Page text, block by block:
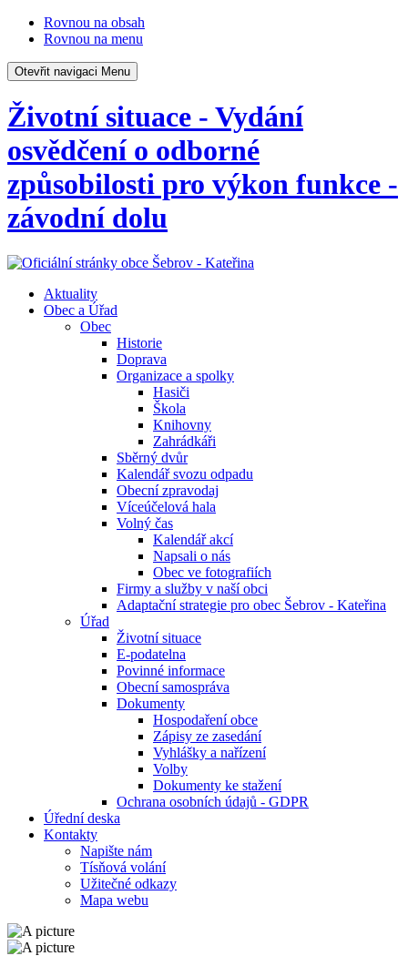
Rovnou na obsah
Rovnou na menu
Otevřit navigaci Menu
Životní situace - Vydání
osvědčení o odborné
způsobilosti pro výkon funkce -
závodní dolu
Aktuality
Obec a Úřad
Obec
Historie
Doprava
Organizace a spolky
Hasiči
Škola
Knihovny
Zahrádkáři
Sběrný dvůr
Kalendář svozu odpadu
Obecní zpravodaj
Víceúčelová hala
Volný čas
Kalendář akcí
Napsali o nás
Obec ve fotografiích
Firmy a služby v naší obci
Adaptační strategie pro obec Šebrov - Kateřina
Úřad
Životní situace
E-podatelna
Povinné informace
Obecní samospráva
Dokumenty
Hospodaření obce
Zápisy ze zasedání
Vyhlášky a nařízení
Volby
Dokumenty ke stažení
Ochrana osobních údajů - GDPR
Úřední deska
Kontakty
Napište nám
Tísňová volání
Užitečné odkazy
Mapa webu